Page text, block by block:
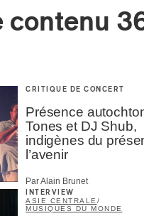
contenu
CRITIQUE DE CONCERT
Présence
Tones et DJ Shub,
indigènes du
l’avenir
Par Alain Brunet
INTERVIEW
ASIE CENTRALE /
MUSIQUES DU MONDE